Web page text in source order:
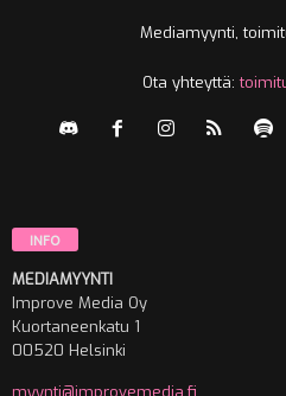
Mediamyynti,
Ota yhteyttä:
INFO
MEDIAMYYNTI
Improve Media Oy
Kuortaneenkatu 1
00520 Helsinki
myynti@improvemedia.fi